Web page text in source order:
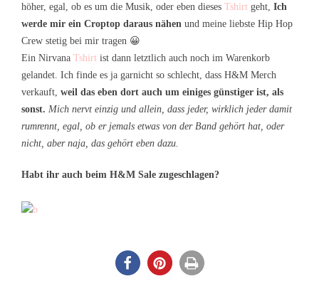
höher, egal, ob es um die Musik, oder eben dieses Tshirt geht, Ich
werde mir ein Croptop daraus nähen und meine liebste Hip Hop
Crew stetig bei mir tragen 😀
Ein Nirvana Tshirt ist dann letztlich auch noch im Warenkorb
gelandet. Ich finde es ja garnicht so schlecht, dass H&M Merch
verkauft, weil das eben dort auch um einiges günstiger ist, als
sonst. Mich nervt einzig und allein, dass jeder, wirklich jeder damit
rumrennt, egal, ob er jemals etwas von der Band gehört hat, oder
nicht, aber naja, das gehört eben dazu.
Habt ihr auch beim H&M Sale zugeschlagen?